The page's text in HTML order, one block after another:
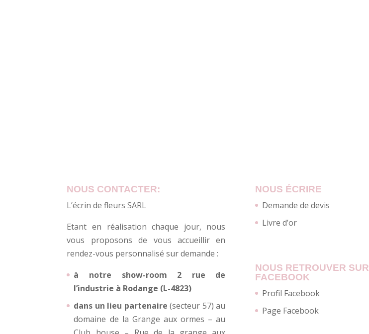
NOUS CONTACTER:
L’écrin de fleurs SARL
Etant en réalisation chaque jour, nous
vous proposons de vous accueillir en
rendez-vous personnalisé sur demande :
à notre show-room 2 rue de
l’industrie à Rodange (L-4823)
dans un lieu partenaire (secteur 57) au
domaine de la Grange aux ormes – au
NOUS ÉCRIRE
Demande de devis
Livre d’or
NOUS RETROUVER SUR
FACEBOOK
Profil Facebook
Page Facebook